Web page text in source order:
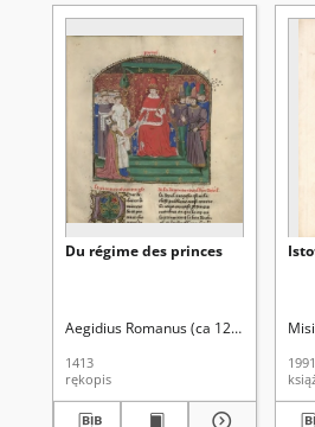
Du régime des princes
Aegidius Romanus (ca 1243-1316).
1413
rękopis
1991